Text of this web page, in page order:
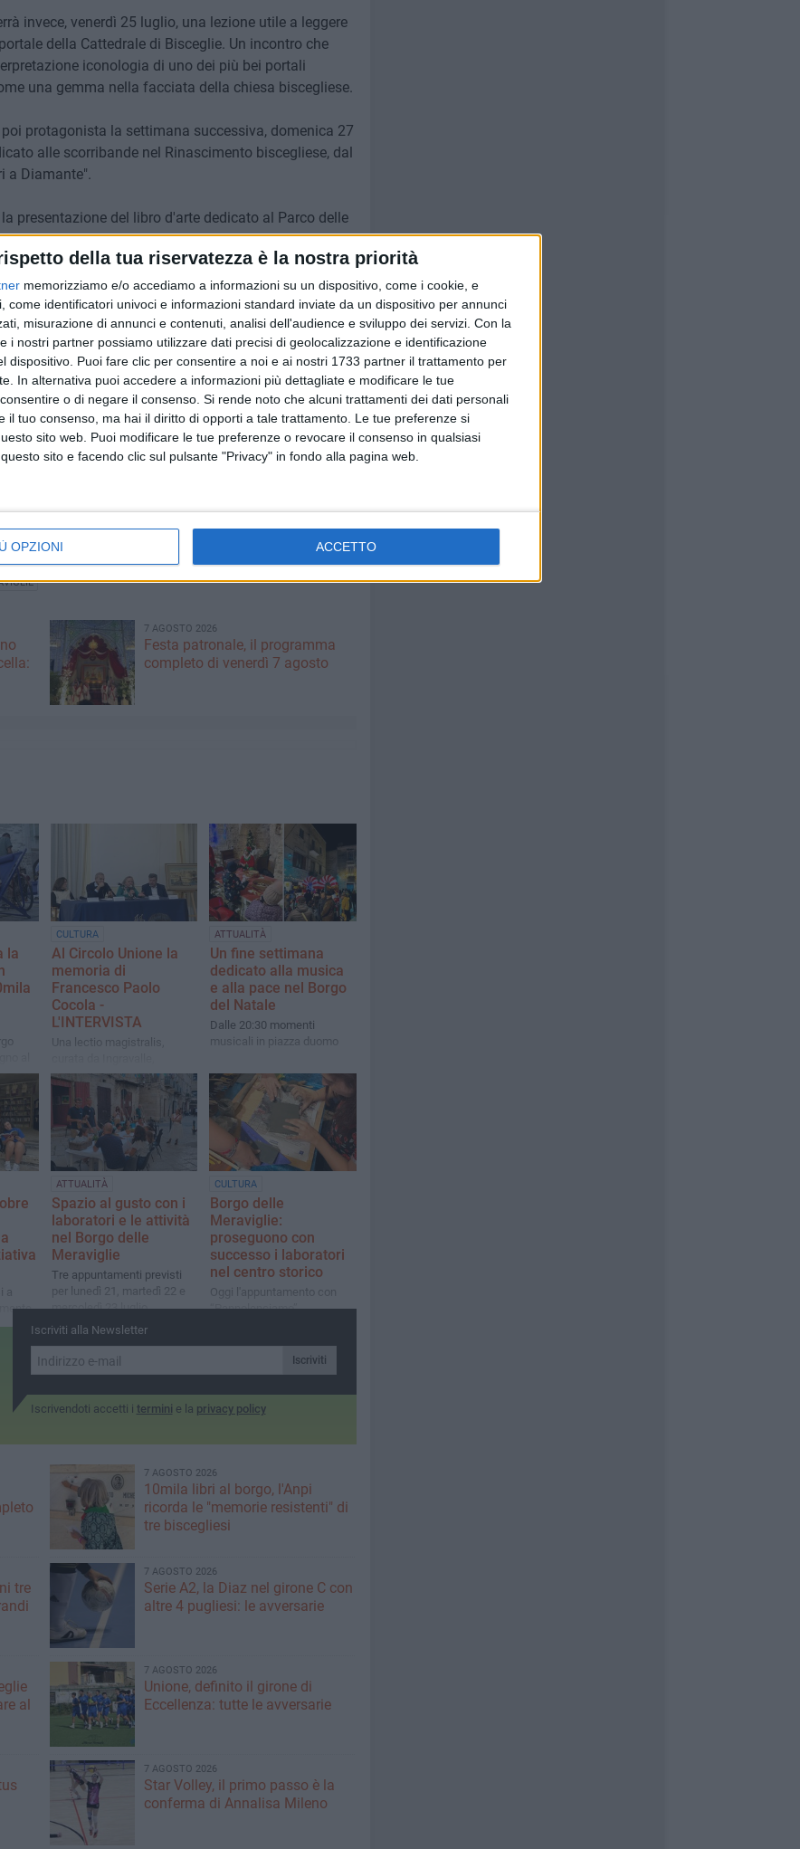
della tua riservatezza è la nostra priorità
memorizziamo e/o accediamo a informazioni su un dispositivo, come i cookie, e
come identificatori univoci e informazioni standard inviate da un dispositivo per annunci
misurazione di annunci e contenuti, analisi dell'audience e sviluppo dei servizi. Con la
i nostri partner possiamo utilizzare dati precisi di geolocalizzazione e identificazione
dispositivo. Puoi fare clic per consentire a noi e ai nostri 1733 partner il trattamento per
In alternativa puoi accedere a informazioni più dettagliate e modificare le tue
o di negare il consenso. Si rende noto che alcuni trattamenti dei dati personali
il tuo consenso, ma hai il diritto di opporti a tale trattamento. Le tue preferenze si
sito web. Puoi modificare le tue preferenze o revocare il consenso in qualsiasi
sito e facendo clic sul pulsante "Privacy" in fondo alla pagina web.
OPZIONI ACCETTO
invece, venerdì 25 luglio, una lezione utile a leggere
della Cattedrale di Bisceglie. Un incontro che
iconologia di uno dei più bei portali
una gemma nella facciata della chiesa biscegliese.
protagonista la settimana successiva, domenica 27
alle scorribande nel Rinascimento biscegliese, dal
a Diamante".
presentazione del libro d'arte dedicato al Parco delle
presenza di Pietro Consiglio, Isabella Battista e
di lavorare il legno annerito degli ulivi danneggiati
per dare vita a suggestive opere d'arte
un riferimento al poema epico-mitologico di Ovidio,
per trasformarla in qualcosa di nuovo,
queste occasioni per passeggiare nel centro
attività commerciali, le botteghe artigiane e
hanno riaperto nel centro storico, per far
ha rappresentato un centro nevralgico di crescita e
e i laboratori del Borgo delle Meraviglie seguendo
edizione del Borgo delle Meraviglie è promossa da
Bisceglie, Gal - Ponte Lama e Comune di Bisceglie .
7 AGOSTO 2026
Festa patronale, il programma
completo di venerdì 7 agosto
la
CULTURA
Al Circolo Unione la
memoria di
Francesco Paolo
Cocola -
L'INTERVISTA
Una lectio magistralis,
sull'importanza del ricordo
dell'opera culturale del
"Dotto Abate di S.Adoeno"
ATTUALITÀ
Un fine settimana
dedicato alla musica
e alla pace nel Borgo
del Natale
Dalle 20:30 momenti
musicali in piazza duomo
a
ATTUALITÀ
Spazio al gusto con i
laboratori e le attività
nel Borgo delle
Meraviglie
Tre appuntamenti previsti
per lunedì 21, martedì 22 e
mercoledì 23 luglio.
Prenotazione obbligatoria
CULTURA
Borgo delle
Meraviglie:
proseguono con
successo i laboratori
nel centro storico
Oggi l'appuntamento con
“Pannolenciamo”
Iscriviti alla Newsletter
Iscriviti
Iscrivendoti accetti i termini e la privacy policy
7 AGOSTO 2026
10mila libri al borgo, l'Anpi
ricorda le "memorie resistenti" di
tre biscegliesi
tre
7 AGOSTO 2026
Serie A2, la Diaz nel girone C con
altre 4 pugliesi: le avversarie
al
7 AGOSTO 2026
Unione, definito il girone di
Eccellenza: tutte le avversarie
7 AGOSTO 2026
Star Volley, il primo passo è la
conferma di Annalisa Mileno